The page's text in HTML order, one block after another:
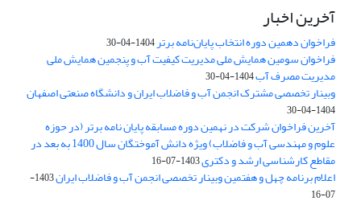
آخرین اخبار
فراخوان دهمین دوره انتخاب پایان‌نامه برتر1404-04-30
فراخوان سومین همایش ملی مدیریت کیفیت آب و پنجمین همایش ملی
مدیریت مصرف آب1404-04-30
وبینار تخصصی مشترک انجمن آب و فاضلاب ایران و دانشگاه صنعتی اصفهان
1404-04-30
آخرین فراخوان شرکت در نهمین دوره مسابقه پایان نامه برتر (در حوزه
علوم و مهندسی آب و فاضلاب) ویژه دانش آموختگان سال 1400 به بعد در
مقاطع کارشناسی ارشد و دکتری1403-07-16
اعلام برنامه چهل و هفتمین وبینار تخصصی انجمن آب و فاضلاب ایران
1403-
07-16